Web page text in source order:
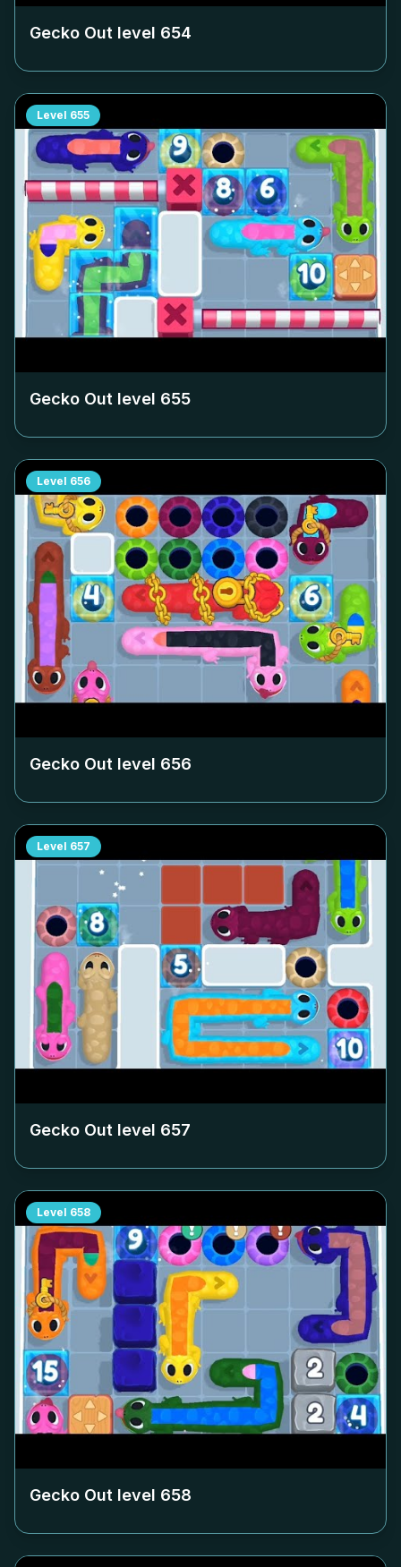
Gecko Out level 654
Level 655
Gecko Out level 655
Level 656
Gecko Out level 656
Level 657
Gecko Out level 657
Level 658
Gecko Out level 658